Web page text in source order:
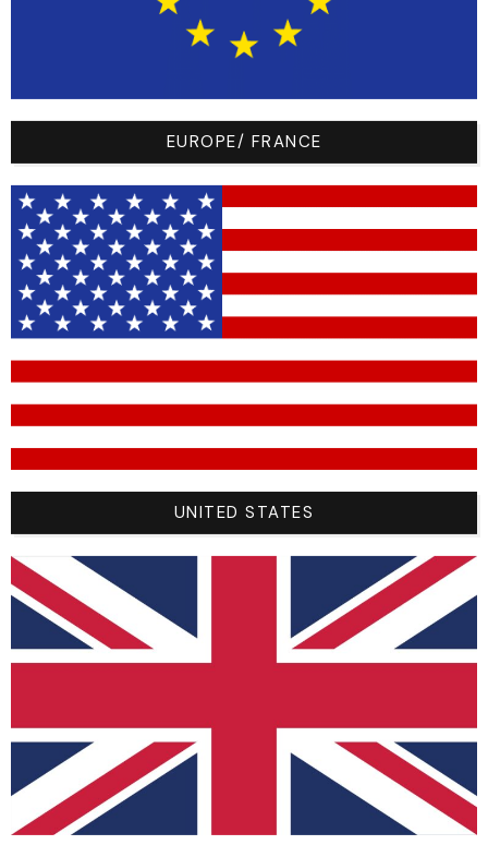
club-logo-key-
example
example
Nom
Text
Key
Text Font
Logo #1a1a1a)
Bras #f2f2f2
Cou
EUROPE/ FRANCE
UNITED STATES